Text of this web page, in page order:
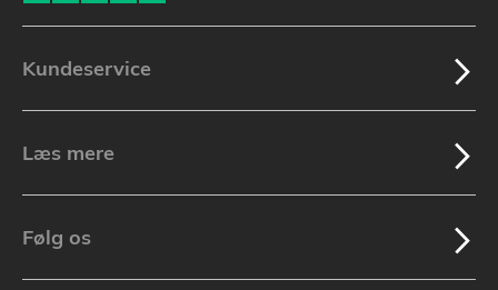
Kundeservice
Læs mere
Følg os